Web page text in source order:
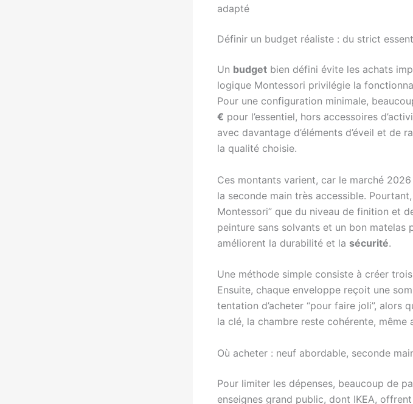
adapté
Définir un budget réaliste : du strict
Un budget bien défini évite les achats
logique Montessori privilégie la
Pour une configuration minimale,
€ pour l’essentiel, hors accessoires
avec davantage d’éléments d’éveil et de
la qualité choisie.
Ces montants varient, car le marché
la seconde main très accessible.
Montessori” que du niveau de finition et
peinture sans solvants et un bon matelas
améliorent la durabilité et la sécurité.
Une méthode simple consiste à créer
Ensuite, chaque enveloppe reçoit une
tentation d’acheter “pour faire joli”, alors
la clé, la chambre reste cohérente, même
Où acheter : neuf abordable, seconde
Pour limiter les dépenses, beaucoup de
enseignes grand public, dont IKEA,